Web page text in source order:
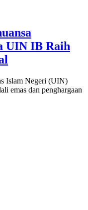
UIN IB Raih
Islam Negeri (UIN)
emas dan penghargaan